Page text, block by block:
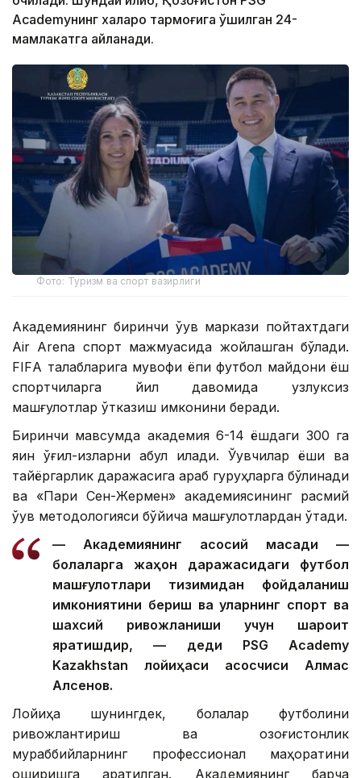
Academyнинг халқаро тармоғига қўшилган 24-
мамлакатга айланади.
Фото: Туризм ва спорт вазирлиги
Академиянинг биринчи ўқув маркази пойтахтдаги
Air Arena спорт мажмуасида жойлашган бўлади.
FIFА талабларига мувофиқ ёпиқ футбол майдони ёш
спортчиларга йил давомида узлуксиз
машғулотлар ўтказиш имконини беради.
Биринчи мавсумда академия 6-14 ёшдаги 300 га
яқин ўғил-қизларни қабул қилади. Ўқувчилар ёши ва
тайёргарлик даражасига қараб гуруҳларга бўлинади
ва «Пари Сен-Жермен» академиясининг расмий
ўқув методологияси бўйича машғулотлардан ўтади.
— Академиянинг асосий мақсади —
болаларга жаҳон даражасидаги футбол
машғулотлари тизимидан фойдаланиш
имкониятини бериш ва уларнинг спорт ва
шахсий ривожланиши учун шароит
яратишдир, — деди PSG Academy
Kazakhstan лойиҳаси асосчиси Алмас
Алсенов.
Лойиҳа шунингдек, болалар футболини
ривожлантириш ва қозоғистонлик
мураббийларнинг профессионал маҳоратини
оширишга қаратилган. Академиянинг барча